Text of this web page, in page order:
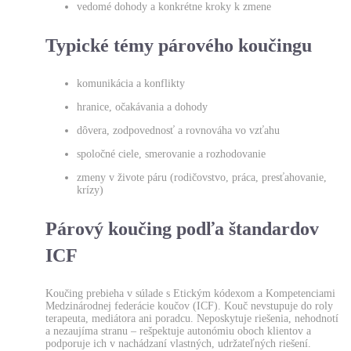
vedomé dohody a konkrétne kroky k zmene
Typické témy párového koučingu
komunikácia a konflikty
hranice, očakávania a dohody
dôvera, zodpovednosť a rovnováha vo vzťahu
spoločné ciele, smerovanie a rozhodovanie
zmeny v živote páru (rodičovstvo, práca, presťahovanie,
krízy)
Párový koučing podľa štandardov
ICF
Koučing prebieha v súlade s Etickým kódexom a Kompetenciami
Medzinárodnej federácie koučov (ICF). Kouč nevstupuje do roly
terapeuta, mediátora ani poradcu. Neposkytuje riešenia, nehodnotí
a nezaujíma stranu – rešpektuje autonómiu oboch klientov a
podporuje ich v nachádzaní vlastných, udržateľných riešení.